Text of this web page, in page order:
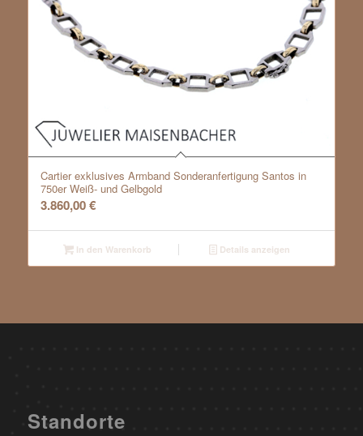
Cartier exklusives Armband Sonderanfertigung Santos in
750er Weiß- und Gelbgold
3.860,00€
In den Warenkorb Details anzeigen
Standorte